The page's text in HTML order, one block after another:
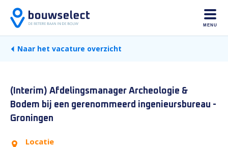
MENU
Naar het vacature overzicht
(Interim) Afdelingsmanager Archeologie &
Bodem bij een gerenommeerd ingenieursbureau -
Groningen
Locatie